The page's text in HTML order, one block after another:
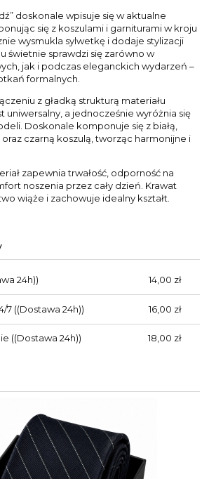
doskonale wpisuje się w aktualne
się z koszulami i garniturami w kroju
wysmukla sylwetkę i dodaje stylizacji
świetnie sprawdzi się zarówno w
jak i podczas eleganckich wydarzeń –
formalnych.
z gładką strukturą materiału
uniwersalny, a jednocześnie wyróżnia się
Doskonale komponuje się z białą,
czarną koszulą, tworząc harmonijne i
zapewnia trwałość, odporność na
noszenia przez cały dzień. Krawat
wiąże i zachowuje idealny kształt.
24h)) 14,00 zł
7((Dostawa 24h)) 16,00 zł
((Dostawa 24h)) 18,00 zł